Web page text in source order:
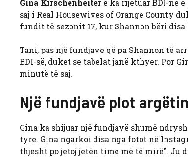
Gina Kirschenheiter e ka rijetuar BDI-në
saj i Real Housewives of Orange County
fundit të sezonit 17, kur Shannon bëri
Tani, pas një fundjave që pa Shannon të
BDI-së, duket se tabelat janë kthyer. Por
minutë të saj.
Një fundjavë plot
Gina ka shijuar një fundjavë shumë
tyre. Gina ngarkoi disa nga fotot në
thjesht po jetoj jetën time më të mirë”. Ju